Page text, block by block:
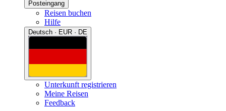
Posteingang
Reisen buchen
Hilfe
Deutsch · EUR · DE
Unterkunft registrieren
Meine Reisen
Feedback